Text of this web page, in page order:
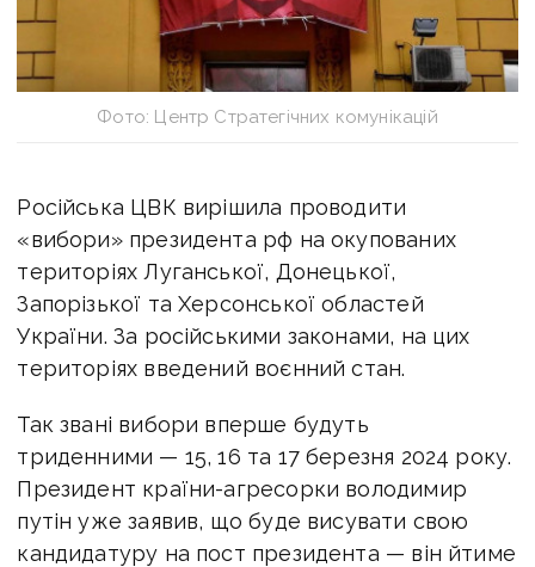
Фото: Центр Стратегічних комунікацій
Російська ЦВК вирішила проводити
«вибори» президента рф на окупованих
територіях Луганської, Донецької,
Запорізької та Херсонської областей
України. За російськими законами, на цих
територіях введений воєнний стан.
Так звані вибори вперше будуть
триденними — 15, 16 та 17 березня 2024 року.
Президент країни-агресорки володимир
путін уже заявив, що буде висувати свою
кандидатуру на пост президента — він йтиме